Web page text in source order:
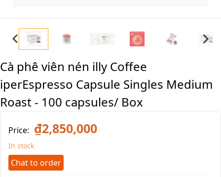
Cà phê viên nén illy Coffee
iperEspresso Capsule Singles Medium
Roast - 100 capsules/ Box
Price: ₫2,850,000
In stock
Chat to order